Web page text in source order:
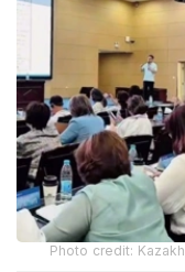
Photo credit: